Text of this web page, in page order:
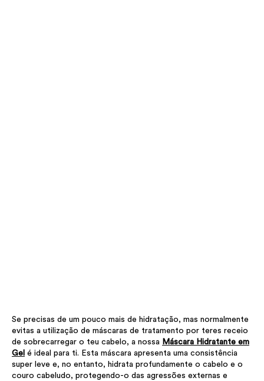
Se precisas de um pouco mais de hidratação, mas normalmente
evitas a utilização de máscaras de tratamento por teres receio
de sobrecarregar o teu cabelo, a nossa Máscara Hidratante em
Gel é ideal para ti. Esta máscara apresenta uma consistência
super leve e, no entanto, hidrata profundamente o cabelo e o
couro cabeludo, protegendo-o das agressões externas e